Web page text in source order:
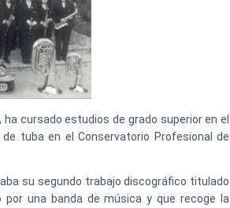
cursado estudios de grado superior en el
tuba en el Conservatorio Profesional de
su segundo trabajo discográfico titulado
por una banda de música y que recoge la